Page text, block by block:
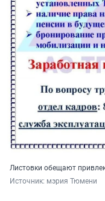
Листовки обещают
Источник: мэрия Тюмени